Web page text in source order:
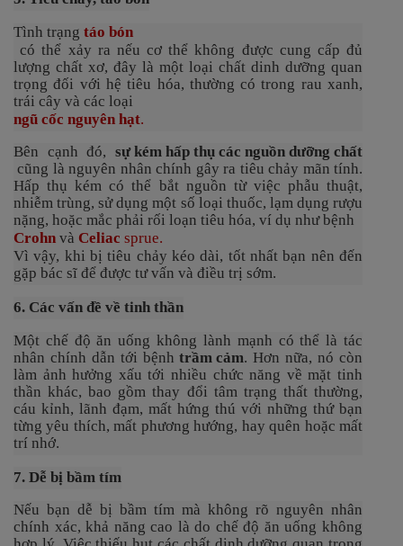
Tình trạng táo bón
có thể xảy ra nếu cơ thể không được cung cấp đủ
lượng chất xơ, đây là một loại chất dinh dưỡng quan
trọng đối với hệ tiêu hóa, thường có trong rau xanh,
trái cây và các loại
ngũ cốc nguyên hạt.
Bên cạnh đó, sự kém hấp thụ các nguồn dưỡng chất
cũng là nguyên nhân chính gây ra tiêu chảy mãn tính.
Hấp thụ kém có thể bắt nguồn từ việc phẫu thuật,
nhiễm trùng, sử dụng một số loại thuốc, lạm dụng rượu
nặng, hoặc mắc phải rối loạn tiêu hóa, ví dụ như bệnh
Crohn và Celiac sprue.
Vì vậy, khi bị tiêu chảy kéo dài, tốt nhất bạn nên đến
gặp bác sĩ để được tư vấn và điều trị sớm.
6. Các vấn đề về tinh thần
Một chế độ ăn uống không lành mạnh có thể là tác
nhân chính dẫn tới bệnhtrầm cảm. Hơn nữa, nó còn
làm ảnh hưởng xấu tới nhiều chức năng về mặt tinh
thần khác, bao gồm thay đổi tâm trạng thất thường,
cáu kỉnh, lãnh đạm, mất hứng thú với những thứ bạn
từng yêu thích, mất phương hướng, hay quên hoặc mất
trí nhớ.
7. Dễ bị bầm tím
Nếu bạn dễ bị bầm tím mà không rõ nguyên nhân
chính xác, khả năng cao là do chế độ ăn uống không